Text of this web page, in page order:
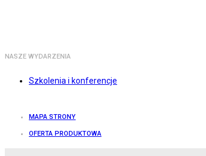
NASZE WYDARZENIA
Szkolenia i konferencje
MAPA STRONY
OFERTA PRODUKTOWA